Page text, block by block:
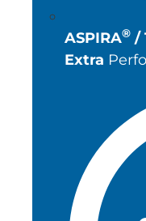
ASPIRA® /
Extra